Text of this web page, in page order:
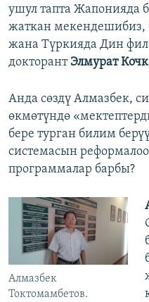
ушул тапта Жапонияда
жаткан мекендешибиз,
жана Түркияда Дин
докторант Элмурат
Анда сөздү Алмазбек,
өкмөтүндө
бере турган билим
системасын
программалар барбы?
Алмазбек
Токтомамбетов.